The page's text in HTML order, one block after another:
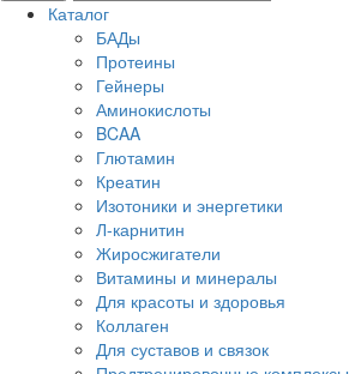
Каталог
БАДы
Протеины
Гейнеры
Аминокислоты
BCAA
Глютамин
Креатин
Изотоники и энергетики
Л-карнитин
Жиросжигатели
Витамины и минералы
Для красоты и здоровья
Коллаген
Для суставов и связок